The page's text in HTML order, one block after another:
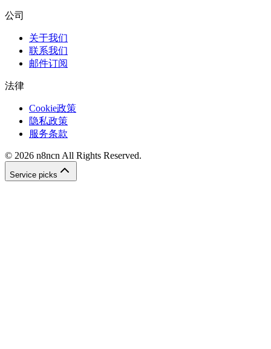
公司
关于我们
联系我们
邮件订阅
法律
Cookie政策
隐私政策
服务条款
© 2026 n8ncn All Rights Reserved.
Service picks